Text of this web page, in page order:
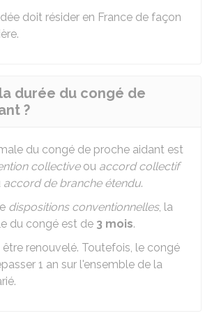
doit résider en France de façon
durée du congé de
?
du congé de proche aidant est
collectiveou accord collectif
accord de branche étendu.
dispositions conventionnelles, la
du congé est de 3 mois.
renouvelé. Toutefois, le congé
1 an sur l'ensemble de la